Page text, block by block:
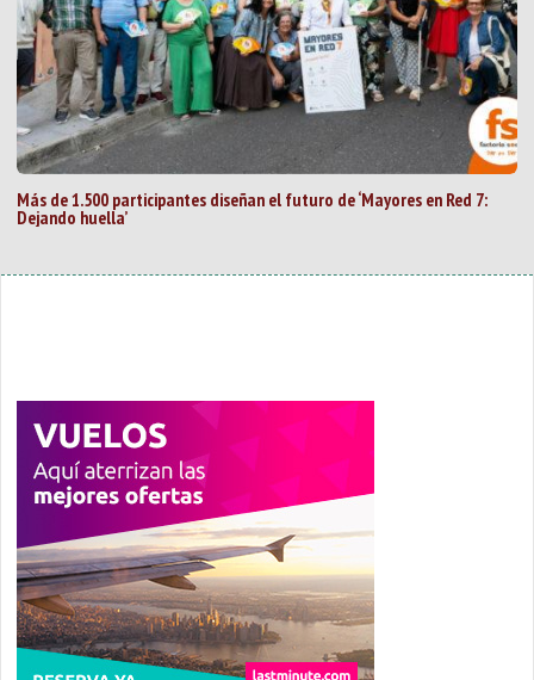
Más de 1.500 participantes diseñan el futuro de ‘Mayores en Red 7:
Dejando huella’